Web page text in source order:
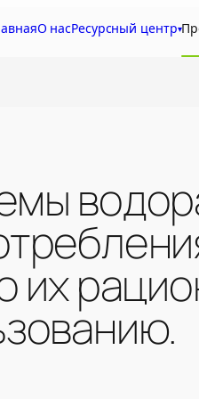
О насРесурсный центр▾
их